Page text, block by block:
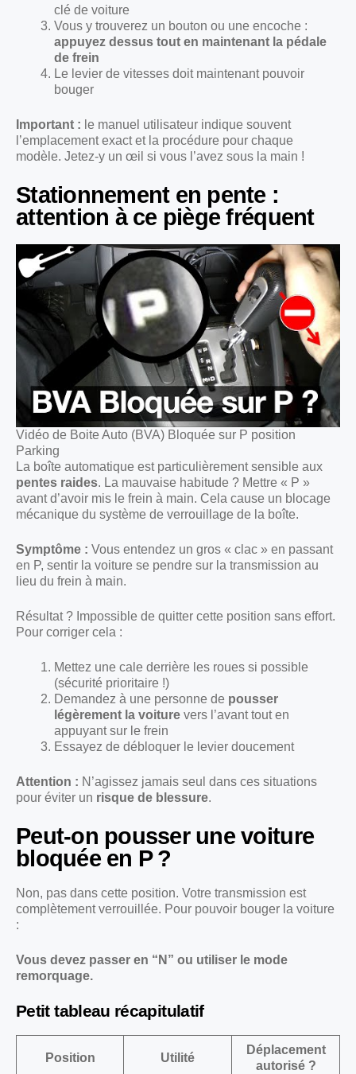
clé de voiture
Vous y trouverez un bouton ou une encoche :
appuyez dessus tout en maintenant la pédale
de frein
Le levier de vitesses doit maintenant pouvoir
bouger
Important : le manuel utilisateur indique souvent
l’emplacement exact et la procédure pour chaque
modèle. Jetez-y un œil si vous l’avez sous la main !
Stationnement en pente :
attention à ce piège fréquent
Vidéo de Boite Auto (BVA) Bloquée sur P position
Parking
La boîte automatique est particulièrement sensible aux
pentes raides. La mauvaise habitude ? Mettre « P »
avant d’avoir mis le frein à main. Cela cause un blocage
mécanique du système de verrouillage de la boîte.
Symptôme : Vous entendez un gros « clac » en passant
en P, sentir la voiture se pendre sur la transmission au
lieu du frein à main.
Résultat ? Impossible de quitter cette position sans effort.
Pour corriger cela :
Mettez une cale derrière les roues si possible
(sécurité prioritaire !)
Demandez à une personne de pousser
légèrement la voiture vers l’avant tout en
appuyant sur le frein
Essayez de débloquer le levier doucement
Attention : N’agissez jamais seul dans ces situations
pour éviter un risque de blessure.
Peut-on pousser une voiture
bloquée en P ?
Non, pas dans cette position. Votre transmission est
complètement verrouillée. Pour pouvoir bouger la voiture
:
Vous devez passer en “N” ou utiliser le mode
remorquage.
Petit tableau récapitulatif
Position Utilité
Déplacement
autorisé ?